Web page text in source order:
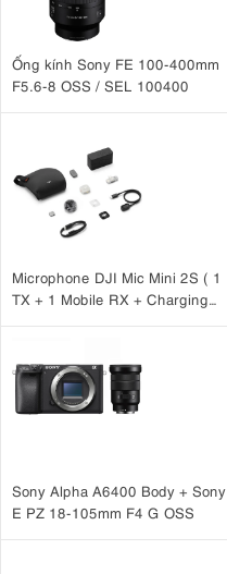
Ống kính Sony FE 100-400mm
F5.6-8 OSS / SEL 100400
Microphone DJI Mic Mini 2S ( 1
TX + 1 Mobile RX + Charging
Sony Alpha A6400 Body + Sony
E PZ 18-105mm F4 G OSS